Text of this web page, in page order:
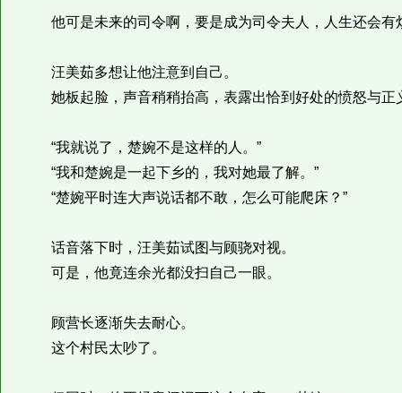
他可是未来的司令啊，要是成为司令夫人，人生还会有
汪美茹多想让他注意到自己。
她板起脸，声音稍稍抬高，表露出恰到好处的愤怒与正
“我就说了，楚婉不是这样的人。”
“我和楚婉是一起下乡的，我对她最了解。”
“楚婉平时连大声说话都不敢，怎么可能爬床？”
话音落下时，汪美茹试图与顾骁对视。
可是，他竟连余光都没扫自己一眼。
顾营长逐渐失去耐心。
这个村民太吵了。